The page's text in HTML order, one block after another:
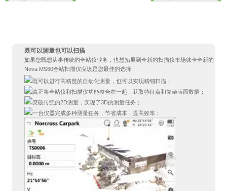
既可以测量也可以扫描
如果您既想从事传统的全站仪业务，也想拓展到全新的扫描仪市场徕卡全新的
Nova MS60全站扫描仪应该是您最佳的选择！
既可以进行高精度的自动化测量，也可以实现精细扫描；
真正将全站仪和扫描仪功能整合在一起，获取特征点和复杂表面数据；
突破传统的2D测量，实现了3D的测量任务；
一台仪器完成多种测量任务，节省成本，提高效率；